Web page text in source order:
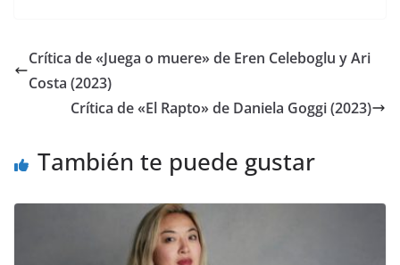
Crítica de «Juega o muere» de Eren Celeboglu y Ari
Costa (2023)
Crítica de «El Rapto» de Daniela Goggi (2023)
También te puede gustar